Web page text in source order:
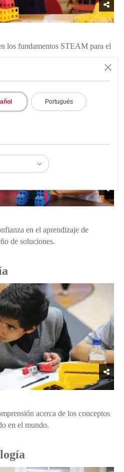
Portugués
los fundamentos STEAM para el
en el aprendizaje de
de soluciones.
acerca de los conceptos
en el mundo.